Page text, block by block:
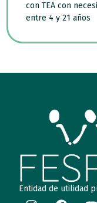
con TEA con
entre 4 y 21 años
Entidad de utilidad